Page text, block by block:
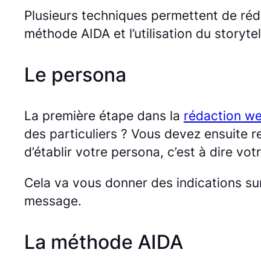
Plusieurs techniques permettent de
méthode AIDA et l’utilisation du
Le persona
La première étape dans la rédaction
des particuliers ? Vous devez ensuite
d’établir votre persona, c’est à dire
Cela va vous donner des indications
message.
La méthode AIDA